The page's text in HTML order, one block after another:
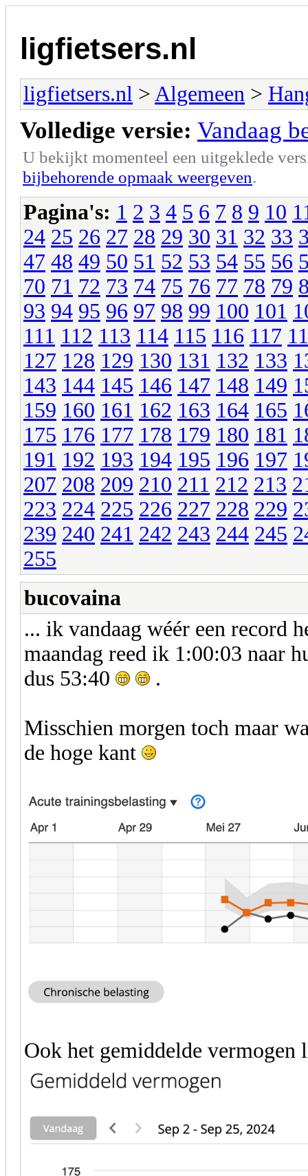
ligfietsers.nl
ligfietsers.nl > Algemeen >
Volledige versie: Vandaag
U bekijkt momenteel een uitgeklede
bijbehorende opmaak weergeven.
Pagina's: 1 2 3 4 5 6 7 8 9 10
24 25 26 27 28 29 30 31 32 33
47 48 49 50 51 52 53 54 55 56
70 71 72 73 74 75 76 77 78 79
93 94 95 96 97 98 99 100 101
111 112 113 114 115 116 117
127 128 129 130 131 132 133
143 144 145 146 147 148 149
159 160 161 162 163 164 165
175 176 177 178 179 180 181
191 192 193 194 195 196 197
207 208 209 210 211 212 213
223 224 225 226 227 228 229
239 240 241 242 243 244 245
255
bucovaina
... ik vandaag wéér een record
maandag reed ik 1:00:03 naar
dus 53:40
.
Misschien morgen toch maar
de hoge kant
Ook het gemiddelde